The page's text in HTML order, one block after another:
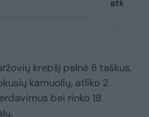
krepšį pelnė 8 taškus,
kamuolių, atliko 2
bei rinko 18